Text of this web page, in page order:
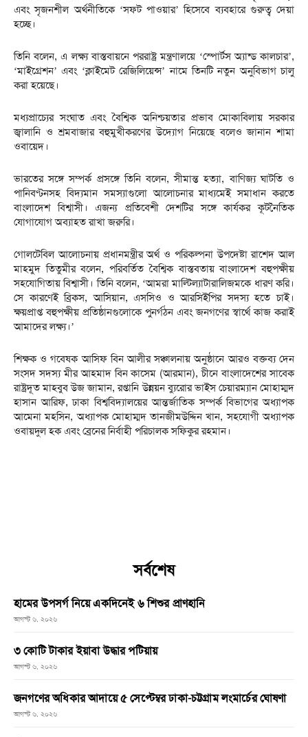
এবং সৃজনশীল অর্থনীতিকে ‘সফট পাওয়ার’ হিসেবে ব্যবহারে গুরুত্ব দেয়া
হচ্ছে।
তিনি বলেন, এ লক্ষ্য বাস্তবায়নে পররাষ্ট্র মন্ত্রণালয়ে ‘স্পোর্টস অ্যান্ড কালচার’,
‘মাইগ্রেশন’ এবং ‘ক্লাইমেট রেজিলিয়েন্স’ নামে তিনটি নতুন অনুবিভাগ চালু
করা হয়েছে।
মধ্যপ্রাচ্যের সংঘাত এবং বৈশ্বিক অনিশ্চয়তার প্রভাব মোকাবিলায় সরকার
জ্বালানি ও শ্রমবাজার বহুমুখীকরণের উদ্যোগ নিয়েছে বলেও জানান শামা
ওবায়েদ।
ভারতের সঙ্গে সম্পর্ক প্রসঙ্গে তিনি বলেন, সীমান্ত হত্যা, বাণিজ্য ঘাটতি ও
পানিবণ্টনসহ বিদ্যমান সমস্যাগুলো আলোচনার মাধ্যমেই সমাধান করতে
বাংলাদেশ বিশ্বাসী। এজন্য প্রতিবেশী দেশটির সঙ্গে কার্যকর কূটনৈতিক
যোগাযোগ অব্যাহত রাখা জরুরি।
গোলটেবিল আলোচনায় প্রধানমন্ত্রীর অর্থ ও পরিকল্পনা উপদেষ্টা রাশেদ আল
মাহমুদ তিতুমীর বলেন, পরিবর্তিত বৈশ্বিক বাস্তবতায় বাংলাদেশ বহুপক্ষীয়
সহযোগিতায় বিশ্বাসী। তিনি বলেন, ‘আমরা মাল্টিল্যাটারালিজমকে ধারণ করি।
সে কারণেই ব্রিকস, আসিয়ান, এসসিও ও আরসিইপির সদস্য হতে চাই।
ক্ষয়প্রাপ্ত বহুপক্ষীয় প্রতিষ্ঠানগুলোকে পুনর্গঠন এবং জনগণের স্বার্থে কাজ করাই
আমাদের লক্ষ্য।’
শিক্ষক ও গবেষক আসিফ বিন আলীর সঞ্চালনায় অনুষ্ঠানে আরও বক্তব্য দেন
সংসদ সদস্য মীর আহমাদ বিন কাসেম (আরমান), চীনে বাংলাদেশের সাবেক
রাষ্ট্রদূত মাহবুব উজ জামান, রপ্তানি উন্নয়ন ব্যুরোর ভাইস চেয়ারম্যান মোহাম্মদ
হাসান আরিফ, ঢাকা বিশ্ববিদ্যালয়ের আন্তর্জাতিক সম্পর্ক বিভাগের অধ্যাপক
আমেনা মহসিন, অধ্যাপক মোহাম্মদ তানজীমউদ্দিন খান, সহযোগী অধ্যাপক
ওবায়দুল হক এবং ব্রেনের নির্বাহী পরিচালক সফিকুর রহমান।
সর্বশেষ
হামের উপসর্গ নিয়ে একদিনেই ৬ শিশুর প্রাণহানি
আগস্ট ৬, ২০২৬
৩ কোটি টাকার ইয়াবা উদ্ধার পটিয়ায়
আগস্ট ৬, ২০২৬
জনগণের অধিকার আদায়ে ৫ সেপ্টেম্বর ঢাকা-চট্টগ্রাম লংমার্চের ঘোষণা
আগস্ট ৬, ২০২৬